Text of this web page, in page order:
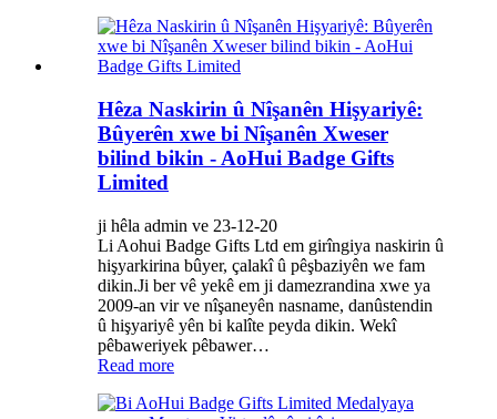
Hêza Naskirin û Nîşanên Hişyariyê:
Bûyerên xwe bi Nîşanên Xweser
bilind bikin - AoHui Badge Gifts
Limited
ji hêla admin ve 23-12-20
Li Aohui Badge Gifts Ltd em girîngiya naskirin û
hişyarkirina bûyer, çalakî û pêşbaziyên we fam
dikin.Ji ber vê yekê em ji damezrandina xwe ya
2009-an vir ve nîşaneyên nasname, danûstendin
û hişyariyê yên bi kalîte peyda dikin. Wekî
pêbaweriyek pêbawer…
Read more